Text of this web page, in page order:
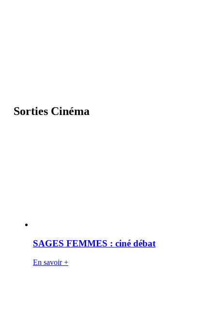
Sorties Cinéma
SAGES FEMMES : ciné débat
En savoir +